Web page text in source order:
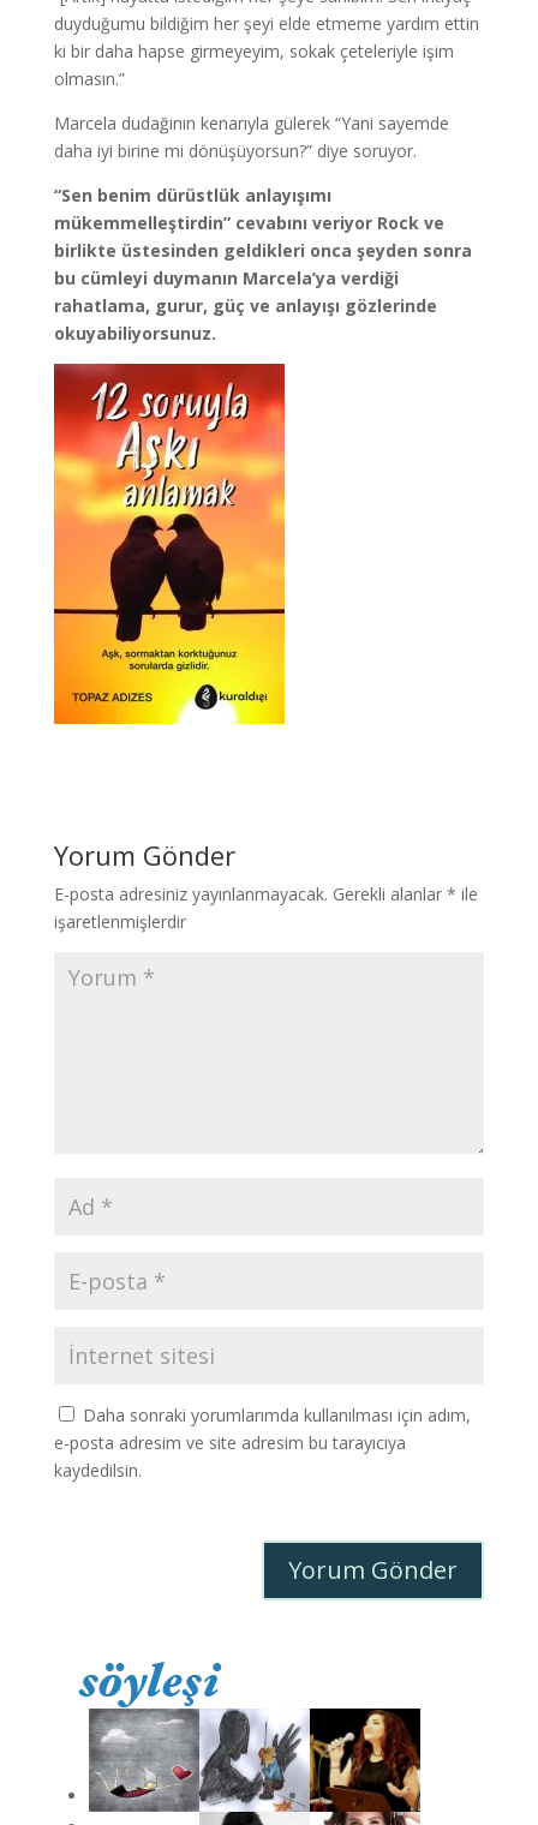
duyduğumu bildiğim her şeyi elde etmeme yardım ettin
ki bir daha hapse girmeyeyim, sokak çeteleriyle işim
olmasın.”
Marcela dudağının kenarıyla gülerek “Yani sayemde
daha iyi birine mi dönüşüyorsun?” diye soruyor.
“Sen benim dürüstlük anlayışımı
mükemmelleştirdin” cevabını veriyor Rock ve
birlikte üstesinden geldikleri onca şeyden sonra
bu cümleyi duymanın Marcela’ya verdiği
rahatlama, gurur, güç ve anlayışı gözlerinde
okuyabiliyorsunuz.
Yorum Gönder
E-posta adresiniz yayınlanmayacak. Gerekli alanlar * ile
işaretlenmişlerdir
Daha sonraki yorumlarımda kullanılması için adım,
e-posta adresim ve site adresim bu tarayıcıya
kaydedilsin.